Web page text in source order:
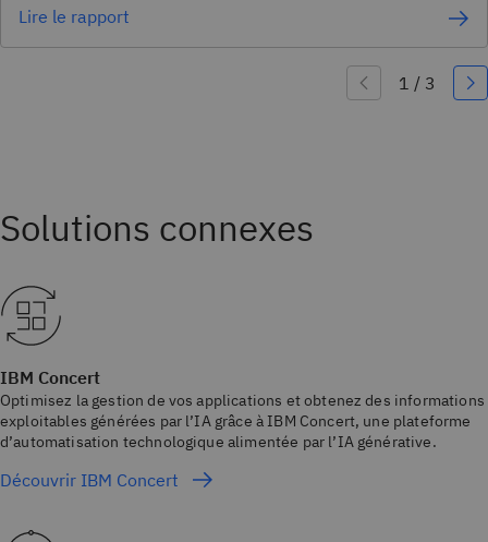
Lire le rapport
IBM Concert
Optimisez la gestion de vos applications et obtenez des informations
exploitables générées par l’IA grâce à IBM Concert, une plateforme
d’automatisation technologique alimentée par l’IA générative.
Découvrir IBM Concert